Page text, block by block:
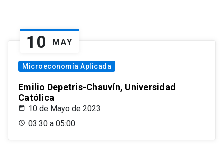
10 MAY
Microeconomía Aplicada
Emilio Depetris-Chauvín, Universidad
Católica
10 de Mayo de 2023
03:30 a 05:00